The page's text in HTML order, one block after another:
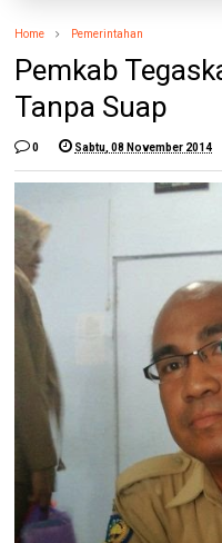
Home Pemerintahan
Pemkab
Tanpa Suap
0 Sabtu, 08 November 2014